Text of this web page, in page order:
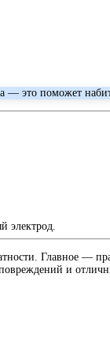
— это поможет
электрод.
Главное —
и